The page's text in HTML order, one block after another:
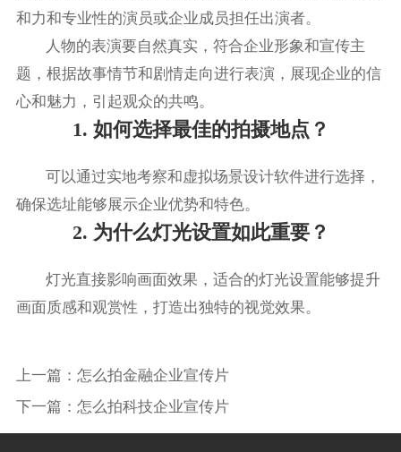
和力和专业性的演员或企业成员担任出演者。
人物的表演要自然真实，符合企业形象和宣传主
题，根据故事情节和剧情走向进行表演，展现企业的信
心和魅力，引起观众的共鸣。
1. 如何选择最佳的拍摄地点？
可以通过实地考察和虚拟场景设计软件进行选择，
确保选址能够展示企业优势和特色。
2. 为什么灯光设置如此重要？
灯光直接影响画面效果，适合的灯光设置能够提升
画面质感和观赏性，打造出独特的视觉效果。
上一篇： 怎么拍金融企业宣传片
下一篇： 怎么拍科技企业宣传片